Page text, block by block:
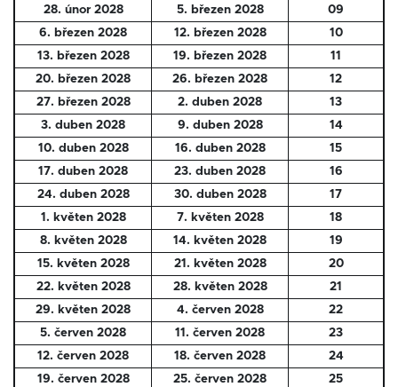
28. únor 2028
5. březen 2028
09
6. březen 2028
12. březen 2028
10
13. březen 2028
19. březen 2028
11
20. březen 2028
26. březen 2028
12
27. březen 2028
2. duben 2028
13
3. duben 2028
9. duben 2028
14
10. duben 2028
16. duben 2028
15
17. duben 2028
23. duben 2028
16
24. duben 2028
30. duben 2028
17
1. květen 2028
7. květen 2028
18
8. květen 2028
14. květen 2028
19
15. květen 2028
21. květen 2028
20
22. květen 2028
28. květen 2028
21
29. květen 2028
4. červen 2028
22
5. červen 2028
11. červen 2028
23
12. červen 2028
18. červen 2028
24
19. červen 2028
25. červen 2028
25